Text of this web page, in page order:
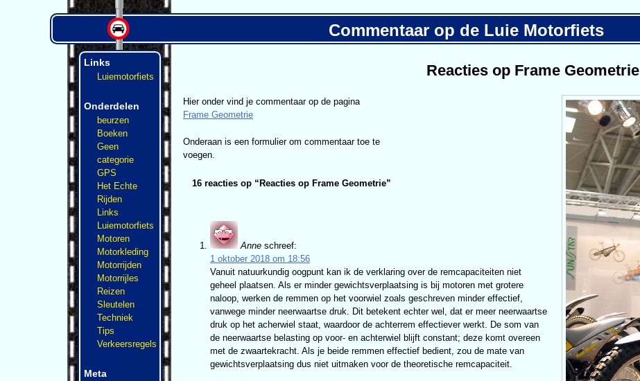
Commentaar op de Luie Motorfiets
Reacties op Frame Geometrie
Hier onder vind je commentaar op de pagina
Frame Geometrie
Onderaan is een formulier om commentaar toe te
voegen.
16 reacties op “ Reacties op Frame Geometrie”
Anne schreef:
1 oktober 2018 om 18:56
Vanuit natuurkundig oogpunt kan ik de verklaring over de remcapaciteiten niet
geheel plaatsen. Als er minder gewichtsverplaatsing is bij motoren met grotere
naloop, werken de remmen op het voorwiel zoals geschreven minder effectief,
vanwege minder neerwaartse druk. Dit betekent echter wel, dat er meer neerwaartse
druk op het acherwiel staat, waardoor de achterrem effectiever werkt. De som van
de neerwaartse belasting op voor- en achterwiel blijft constant; deze komt overeen
met de zwaartekracht. Als je beide remmen effectief bedient, zou de mate van
gewichtsverplaatsing dus niet uitmaken voor de theoretische remcapaciteit.
Links
Luiemotorfiets
Onderdelen
beurzen
Boeken
Geen
categorie
GPS
Het Echte
Rijden
Links
Luiemotorfiets
Motoren
Motorkleding
Motorrijden
Motorrijles
Reizen
Sleutelen
Techniek
Tips
Verkeersregels
Meta